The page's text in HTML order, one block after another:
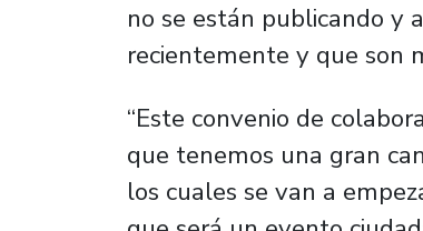
no se están publicando y
recientemente y que son
“Este convenio de
que tenemos una gran
los cuales se van a